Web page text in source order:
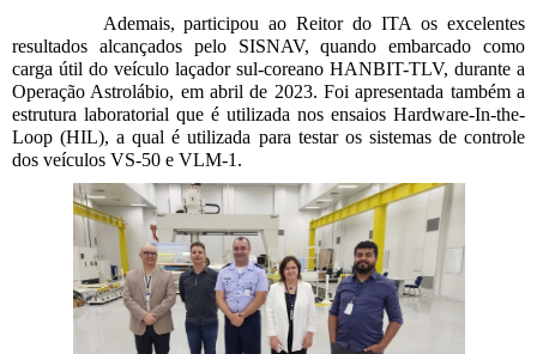
Ademais, participou ao Reitor do ITA os excelentes
resultados alcançados pelo SISNAV, quando embarcado como
carga útil do veículo laçador sul-coreano HANBIT-TLV, durante a
Operação Astrolábio, em abril de 2023. Foi apresentada também a
estrutura laboratorial que é utilizada nos ensaios Hardware-In-the-
Loop (HIL), a qual é utilizada para testar os sistemas de controle
dos veículos VS-50 e VLM-1.